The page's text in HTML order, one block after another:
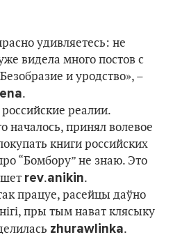
удивляетесь: не
видела много постов с
и уродство», –
.
реалии.
началось, принял волевое
книги российских
“Бомбору” не знаю. Это
rev.anikin.
працуе, расейцы даўно
пры тым нават клясыку
zhurawlinka.